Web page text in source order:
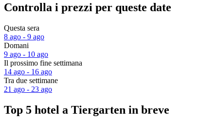
Controlla i prezzi per queste date
Questa sera
8 ago - 9 ago
Domani
9 ago - 10 ago
Il prossimo fine settimana
14 ago - 16 ago
Tra due settimane
21 ago - 23 ago
Top 5 hotel a Tiergarten in breve